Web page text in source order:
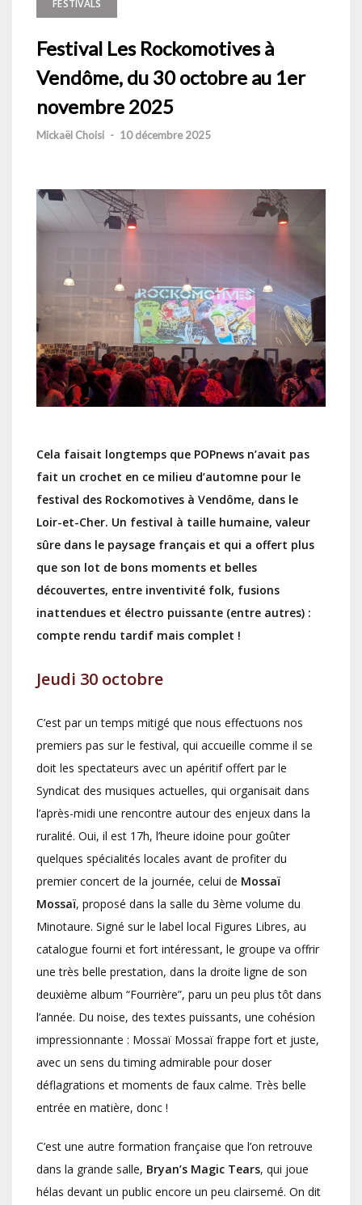
FESTIVALS
Festival Les Rockomotives à
Vendôme, du 30 octobre au 1er
novembre 2025
Mickaël Choisi - 10 décembre 2025
Cela faisait longtemps que POPnews n’avait pas
fait un crochet en ce milieu d’automne pour le
festival des Rockomotives à Vendôme, dans le
Loir-et-Cher. Un festival à taille humaine, valeur
sûre dans le paysage français et qui a offert plus
que son lot de bons moments et belles
découvertes, entre inventivité folk, fusions
inattendues et électro puissante (entre autres) :
compte rendu tardif mais complet !
Jeudi 30 octobre
C’est par un temps mitigé que nous effectuons nos
premiers pas sur le festival, qui accueille comme il se
doit les spectateurs avec un apéritif offert par le
Syndicat des musiques actuelles, qui organisait dans
l’après-midi une rencontre autour des enjeux dans la
ruralité. Oui, il est 17h, l’heure idoine pour goûter
quelques spécialités locales avant de profiter du
premier concert de la journée, celui de Mossaï
Mossaï, proposé dans la salle du 3ème volume du
Minotaure. Signé sur le label local Figures Libres, au
catalogue fourni et fort intéressant, le groupe va offrir
une très belle prestation, dans la droite ligne de son
deuxième album “Fourrière”, paru un peu plus tôt dans
l’année. Du noise, des textes puissants, une cohésion
impressionnante : Mossaï Mossaï frappe fort et juste,
avec un sens du timing admirable pour doser
déflagrations et moments de faux calme. Très belle
entrée en matière, donc !
C’est une autre formation française que l’on retrouve
dans la grande salle, Bryan’s Magic Tears, qui joue
hélas devant un public encore un peu clairsemé. On dit